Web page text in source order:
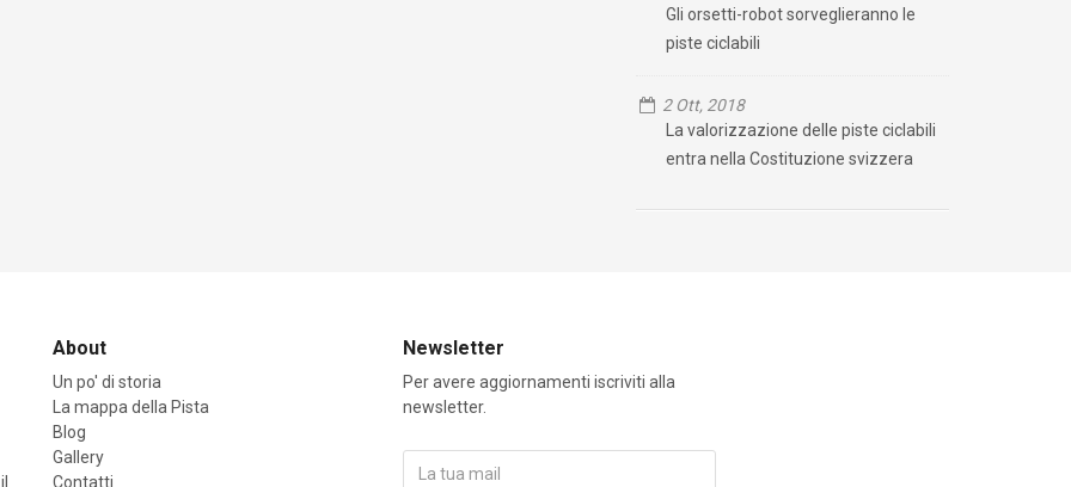
Gli orsetti-robot sorveglieranno le
piste ciclabili
2 Ott, 2018
La valorizzazione delle piste ciclabili
entra nella Costituzione svizzera
About
Un po' di storia
La mappa della Pista
Blog
Gallery
Contatti
Newsletter
Per avere aggiornamenti iscriviti alla
newsletter.